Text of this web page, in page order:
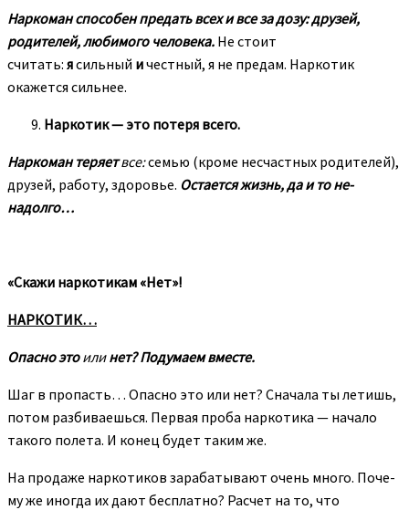
Наркоман способен предать всех и все за дозу: друзей,
родителей, любимого человека. Не стоит
считать: ясильный ичестный, я не предам. Наркотик
окажется сильнее.
Наркотик — это потеря всего.
Наркоман теряетвсе:семью (кроме несчастных роди­телей),
друзей, работу, здоровье. Остается жизнь, да и то не­
надолго…
«Скажи наркотикам «Нет»!
НАРКОТИК…
Опасно этоилинет? Подумаем вместе.
Шаг в пропасть… Опасно это или нет? Сначала ты ле­тишь,
потом разбиваешься. Первая проба наркотика — начало
такого полета. И конец будет таким же.
На продаже наркотиков зарабатывают очень много. Поче­
му же иногда их дают бесплатно? Расчет на то, что